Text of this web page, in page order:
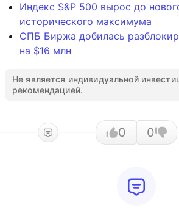
Индекс S&P 500 вырос до
исторического максимума
СПБ Биржа добилась
на $16 млн
Не является индивидуальной
рекомендацией.
0 0